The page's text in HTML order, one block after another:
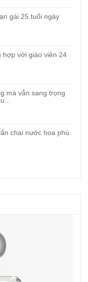
gái 25 tuổi ngày
với giáo viên 24
mà vẫn sang trọng
chai nước hoa phù